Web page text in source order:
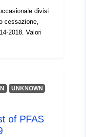
88u/dataset/
8dca-f066c75e8271-
divisi
cessazione,
2018. Valori
UNKNOWN
of PFAS